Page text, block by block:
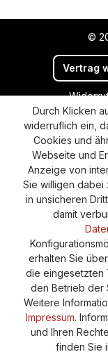
©
Vertrag
Versand und
Durch Klicken
widerruflich ein,
Cookies und
Webseite und
Anzeige von
Sie willigen dabei
in unsicheren
damit
erhalten Sie
die eingesetzten
den Betrieb der
Weitere
Impressum.
und Ihren
finden Sie